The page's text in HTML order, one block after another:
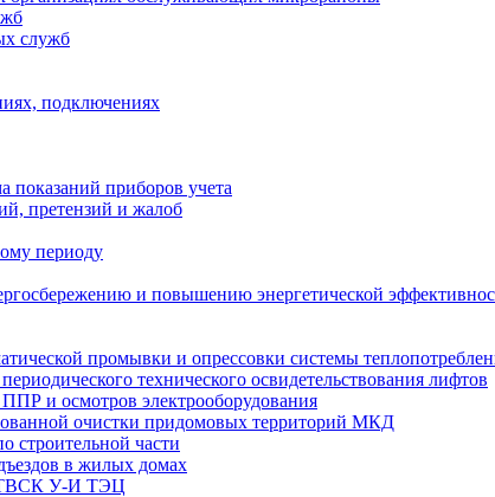
служб
подключениях
показаний приборов учета
претензий и жалоб
периоду
и повышению энергетической
промывки и опрессовки системы
технического освидетельствования лифтов
и осмотров электрооборудования
очистки придомовых территорий МКД
строительной части
в жилых домах
У-И ТЭЦ